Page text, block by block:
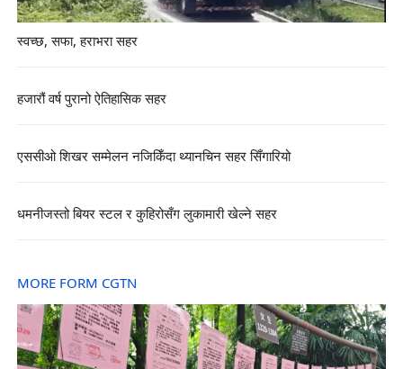
स्वच्छ, सफा, हराभरा सहर
हजारौं वर्ष पुरानो ऐतिहासिक सहर
एससीओ शिखर सम्मेलन नजिकिँदा थ्यानचिन सहर सिँगारियो
धमनीजस्तो बियर स्टल र कुहिरोसँग लुकामारी खेल्ने सहर
MORE FORM CGTN